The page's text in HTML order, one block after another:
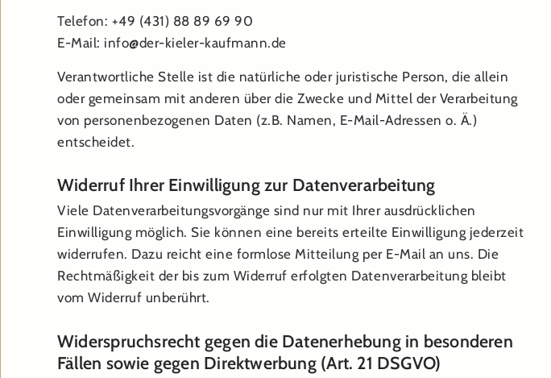
Telefon: +49 (431) 88 89 69 90
E-Mail: info@der-kieler-kaufmann.de
Verantwortliche Stelle ist die natürliche oder juristische Person, die allein
oder gemeinsam mit anderen über die Zwecke und Mittel der Verarbeitung
von personenbezogenen Daten (z.B. Namen, E-Mail-Adressen o. Ä.)
entscheidet.
Widerruf Ihrer Einwilligung zur Datenverarbeitung
Viele Datenverarbeitungsvorgänge sind nur mit Ihrer ausdrücklichen
Einwilligung möglich. Sie können eine bereits erteilte Einwilligung jederzeit
widerrufen. Dazu reicht eine formlose Mitteilung per E-Mail an uns. Die
Rechtmäßigkeit der bis zum Widerruf erfolgten Datenverarbeitung bleibt
vom Widerruf unberührt.
Widerspruchsrecht gegen die Datenerhebung in besonderen
Fällen sowie gegen Direktwerbung (Art. 21 DSGVO)